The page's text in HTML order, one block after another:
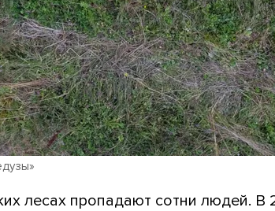
лесах пропадают сотни людей. В